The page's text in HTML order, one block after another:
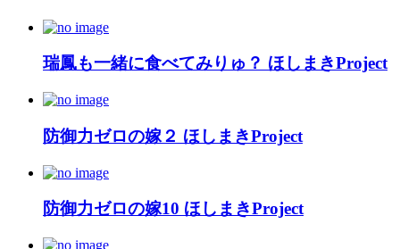
瑞鳳も一緒に食べてみりゅ？ ほしまきProject
防御力ゼロの嫁２ ほしまきProject
防御力ゼロの嫁10 ほしまきProject